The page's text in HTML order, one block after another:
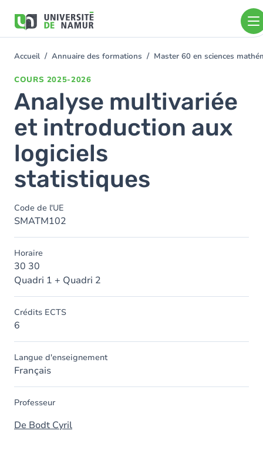
contenu
You
Accueil Annuaire des formations Master 60 en sciences
COURS 2025-2026
Analyse multivariée
et introduction aux
logiciels
statistiques
Code de l'UE
SMATM102
Horaire
30 30
Quadri 1 + Quadri 2
Crédits ECTS
6
Langue d'enseignement
Français
Professeur
De Bodt Cyril